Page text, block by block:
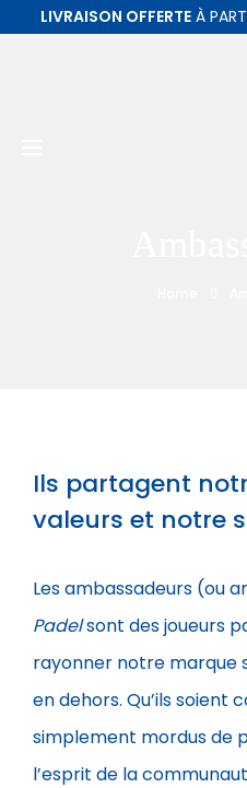
LIVRAISON OFFERTE À
Ils partagent
valeurs et notre
Les ambassadeurs (ou
Padelsont des joueurs
rayonner notre marque
en dehors. Qu’ils soient
simplement mordus de
l’esprit de la